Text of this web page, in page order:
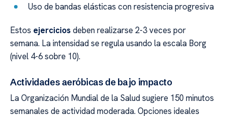
Uso de bandas elásticas con resistencia progresiva
Estos ejercicios deben realizarse 2-3 veces por
semana. La intensidad se regula usando la escala Borg
(nivel 4-6 sobre 10).
Actividades aeróbicas de bajo impacto
La Organización Mundial de la Salud sugiere 150 minutos
semanales de actividad moderada. Opciones ideales